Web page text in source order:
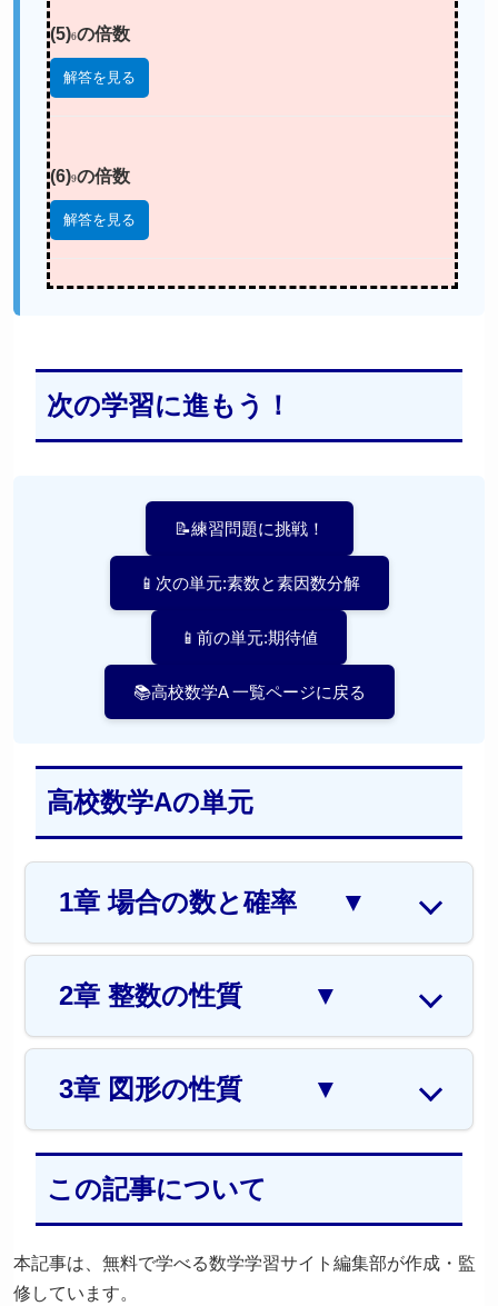
(5)6の倍数
解答を見る
(6)9の倍数
解答を見る
次の学習に進もう！
📝練習問題に挑戦！
📱次の単元:素数と素因数分解
📱前の単元:期待値
📚高校数学A 一覧ページに戻る
高校数学Aの単元
1章 場合の数と確率 ▼
2章 整数の性質 ▼
3章 図形の性質 ▼
この記事について
本記事は、無料で学べる数学学習サイト編集部が作成・監
修しています。